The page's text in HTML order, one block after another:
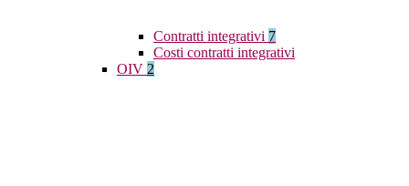
Contratti integrativi 7
Costi contratti integrativi
OIV 2